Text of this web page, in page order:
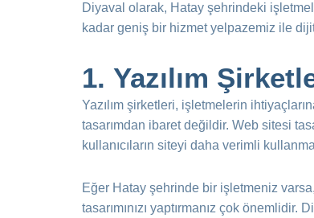
Diyaval olarak, Hatay şehrindeki
kadar geniş bir hizmet yelpazemiz ile
1. Yazılım
Yazılım şirketleri, işletmelerin
tasarımdan ibaret değildir. Web sitesi
kullanıcıların siteyi daha verimli
Eğer Hatay şehrinde bir işletmeniz
tasarımınızı yaptırmanız çok